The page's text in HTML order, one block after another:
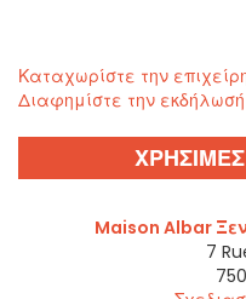
Καταχωρίστε την
Διαφημίστε την
Maison Albar
7